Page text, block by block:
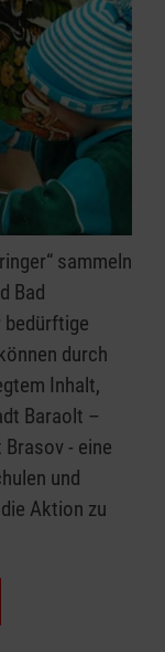
sammeln
Bad
bedürftige
durch
Inhalt,
Baraolt –
- eine
und
Aktion zu